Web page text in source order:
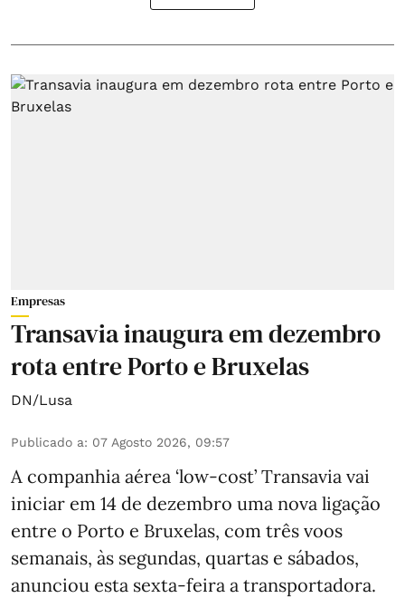
Empresas
Transavia inaugura em dezembro
rota entre Porto e Bruxelas
DN/Lusa
Publicado a: 07 Agosto 2026, 09:57
A companhia aérea ‘low-cost’ Transavia vai
iniciar em 14 de dezembro uma nova ligação
entre o Porto e Bruxelas, com três voos
semanais, às segundas, quartas e sábados,
anunciou esta sexta-feira a transportadora.